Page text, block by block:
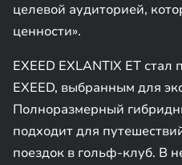
целевой аудиторией,
ценности».
EXEED EXLANTIX ET
EXEED, выбранным для
Полноразмерный
подходит для
поездок в гольф-клуб. В